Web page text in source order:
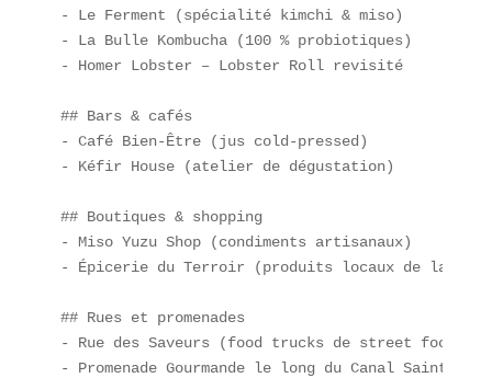
- Le Ferment (spécialité kimchi & miso)
- La Bulle Kombucha (100 % probiotiques)
- Homer Lobster – Lobster Roll revisité
## Bars & cafés
- Café Bien-Être (jus cold-pressed)
- Kéfir House (atelier de dégustation)
## Boutiques & shopping
- Miso Yuzu Shop (condiments artisanaux)
- Épicerie du Terroir (produits locaux de la
## Rues et promenades
- Rue des Saveurs (food trucks de street food
- Promenade Gourmande le long du Canal Saint-